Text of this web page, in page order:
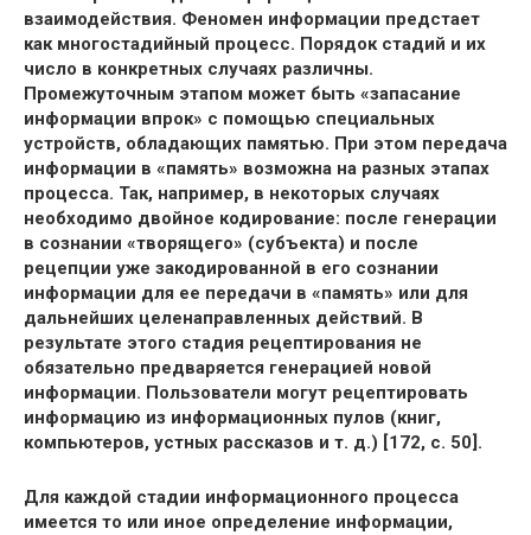
взаимодействия. Феномен информации предстает
как многостадийный процесс. Порядок стадий и их
число в конкретных случаях различны.
Промежуточным этапом может быть «запасание
информации впрок» с помощью специальных
устройств, обладающих памятью. При этом передача
информации в «память» возможна на разных этапах
процесса. Так, например, в некоторых случаях
необходимо двойное кодирование: после генерации
в сознании «творящего» (субъекта) и после
рецепции уже закодированной в его сознании
информации для ее передачи в «память» или для
дальнейших целенаправленных действий. В
результате этого стадия рецептирования не
обязательно предваряется генерацией новой
информации. Пользователи могут рецептировать
информацию из информационных пулов (книг,
компьютеров, устных рассказов и т. д.) [172, с. 50].
Для каждой стадии информационного процесса
имеется то или иное определение информации,